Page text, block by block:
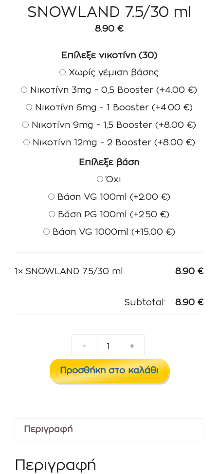
SNOWLAND 7.5/30 ml
8.90 €
Επίλεξε νικοτίνη (30)
Χωρίς γέμιση βάσης
Νικοτίνη 3mg - 0,5 Booster (+4.00 €)
Νικοτίνη 6mg - 1 Booster (+4.00 €)
Νικοτίνη 9mg - 1,5 Booster (+8.00 €)
Νικοτίνη 12mg - 2 Booster (+8.00 €)
Επίλεξε βάση
Όχι
Βάση VG 100ml (+2.00 €)
Βάση PG 100ml (+2.50 €)
Βάση VG 1000ml (+15.00 €)
1× SNOWLAND 7.5/30 ml 8.90 €
Subtotal: 8.90 €
-
7.5/30
+
Προσθήκη στο καλάθι
Περιγραφή
Περιγραφή